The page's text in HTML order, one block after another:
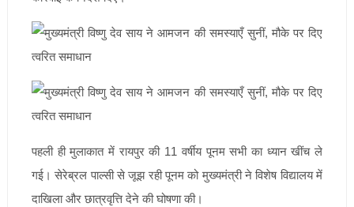
पहली ही मुलाकात में रायपुर की 11 वर्षीय पूनम सभी का ध्यान खींच ले
गई। सेरेब्रल पाल्सी से जूझ रही पूनम को मुख्यमंत्री ने विशेष विद्यालय में
दाखिला और छात्रवृत्ति देने की घोषणा की।